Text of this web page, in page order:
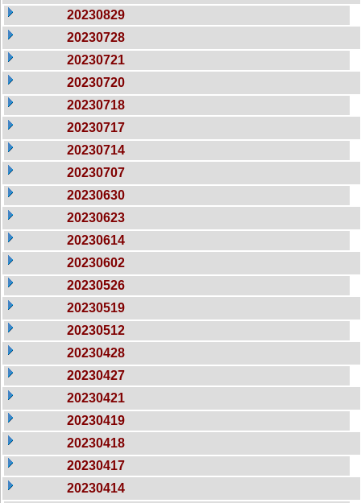
20230829
20230728
20230721
20230720
20230718
20230717
20230714
20230707
20230630
20230623
20230614
20230602
20230526
20230519
20230512
20230428
20230427
20230421
20230419
20230418
20230417
20230414